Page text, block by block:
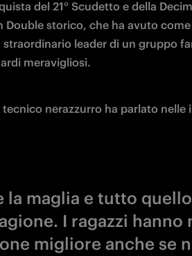
del 21° Scudetto e della
Double storico, che ha avuto
straordinario leader di un gruppo
meravigliosi.
nerazzurro ha parlato nelle
la maglia e tutto
I ragazzi hanno
migliore anche se